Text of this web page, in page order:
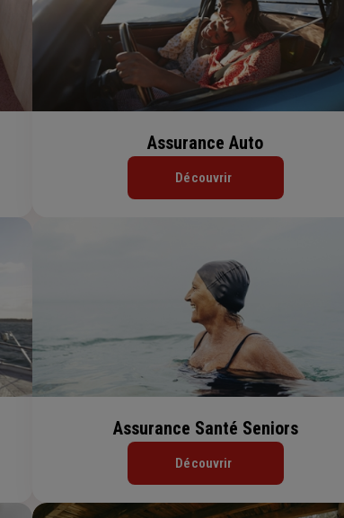
Assurance Auto
Découvrir
Assurance Santé Seniors
Découvrir